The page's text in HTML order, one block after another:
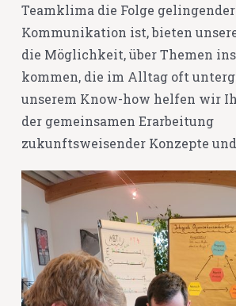
Teamklima die Folge gelingender
Kommunikation ist, bieten
die Möglichkeit, über Themen ins
kommen, die im Alltag oft
unserem Know-how helfen wir
der gemeinsamen Erarbeitung
zukunftsweisender Konzepte